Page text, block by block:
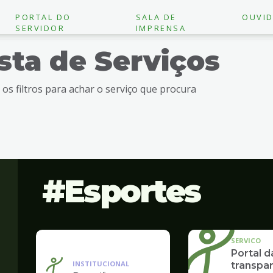
PORTAL DO
SERVIDOR
SALA DE
IMPRENSA
de Serviços
os filtros para achar o serviço que procura
Esportes
INSTITUCIONAL
SERVICO
Portal